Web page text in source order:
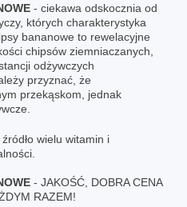
- ciekawa odskocznia od
których charakterystyka
bananowe to rewelacyjne
chipsów ziemniaczanych,
odżywczych
przyznać, że
przekąskom, jednak
wielu witamin i
- JAKOŚĆ, DOBRA CENA
RAZEM!